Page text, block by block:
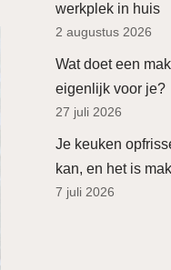
werkplek in huis
2 augustus 2026
Wat doet een
eigenlijk voor je?
27 juli 2026
Je keuken
kan, en het is
7 juli 2026